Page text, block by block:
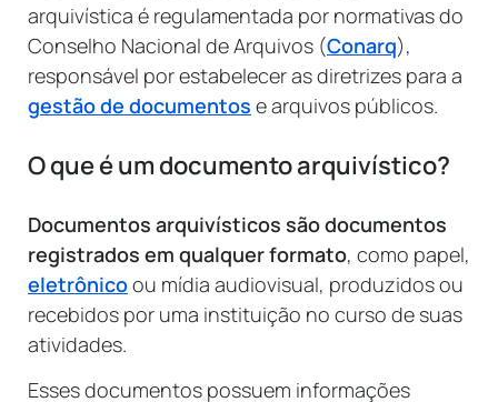
arquivística é regulamentada por normativas do
Conselho Nacional de Arquivos (Conarq),
responsável por estabelecer as diretrizes para a
gestão de documentos e arquivos públicos.
O que é um documento arquivístico?
Documentos arquivísticos são documentos
registrados em qualquer formato, como papel,
eletrônicoou mídia audiovisual, produzidos ou
recebidos por uma instituição no curso de suas
atividades.
Esses documentos possuem informações